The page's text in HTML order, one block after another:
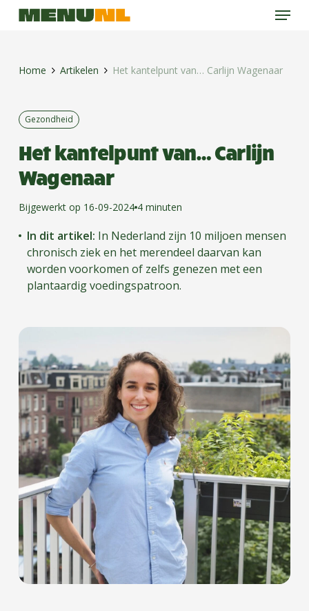
Skip
Menu
Home Artikelen Het kantelpunt van… Carlijn Wagenaar
Gezondheid
Het kantelpunt van… Carlijn
Wagenaar
Bijgewerkt op 16-09-2024 4 minuten
In dit artikel: In Nederland zijn 10 miljoen mensen
chronisch ziek en het merendeel daarvan kan
worden voorkomen of zelfs genezen met een
plantaardig voedingspatroon.